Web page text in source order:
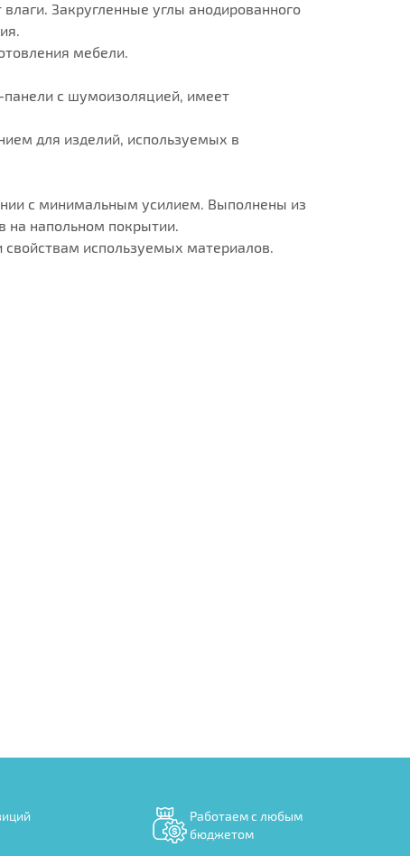
Закругленные углы анодированного
мебели.
панели с шумоизоляцией, имеет
для изделий, используемых в
с минимальным усилием. Выполнены из
на напольном покрытии.
используемых материалов.
Работаем с любым
бюджетом